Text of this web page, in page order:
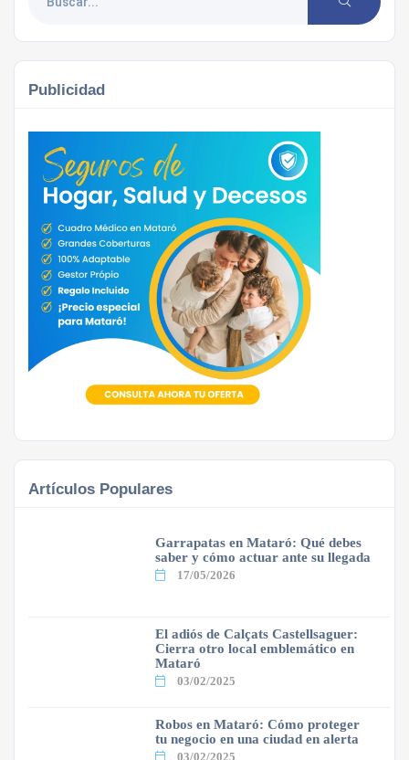
Publicidad
Artículos Populares
Garrapatas en Mataró: Qué debes
saber y cómo actuar ante su llegada
17/05/2026
El adiós de Calçats Castellsaguer:
Cierra otro local emblemático en
Mataró
03/02/2025
Robos en Mataró: Cómo proteger
tu negocio en una ciudad en alerta